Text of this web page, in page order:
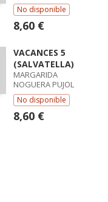
No disponible
8,60 €
VACANCES 5
(SALVATELLA)
MARGARIDA
NOGUERA PUJOL
No disponible
8,60 €